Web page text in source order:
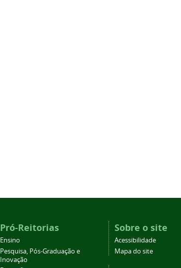
Pró-Reitorias
Ensino
Pesquisa, Pós-Graduação e
Inovação
Sobre o site
Acessibilidade
Mapa do site